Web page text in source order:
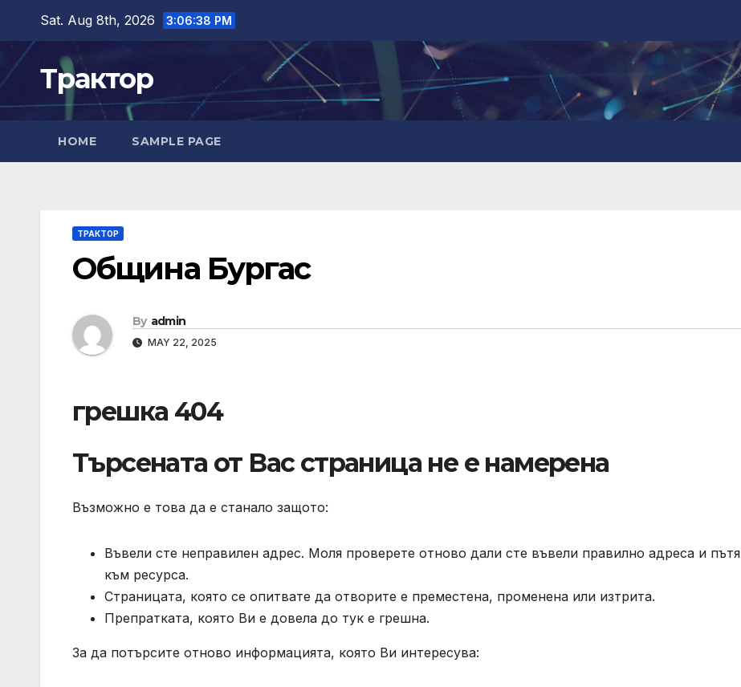
content
Sat. Aug 8th, 2026 3:06:38 PM
Трактор
HOME SAMPLE PAGE
ТРАКТОР
Община Бургас
By admin
MAY 22, 2025
грешка 404
Търсената от Вас страница не е намерена
Възможно е това да е станало защото:
Въвели сте неправилен адрес. Моля проверете отново дали сте въвели правилно адреса и пътя
към ресурса.
Страницата, която се опитвате да отворите е преместена, променена или изтрита.
Препратката, която Ви е довела до тук е грешна.
За да потърсите отново информацията, която Ви интересува: